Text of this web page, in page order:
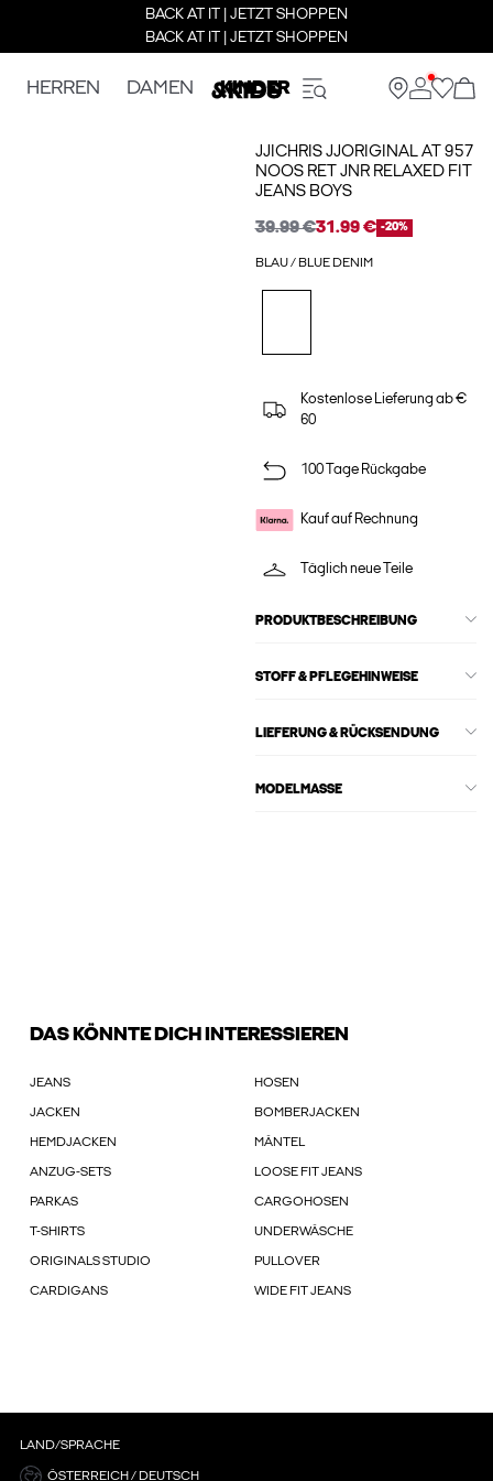
BACK AT IT | JETZT SHOPPEN
BACK AT IT | JETZT SHOPPEN
HERREN DAMEN KINDER
JJICHRIS JJORIGINAL AT 957
NOOS RET JNR RELAXED FIT
JEANS BOYS
39.99 €31.99 € -20%
BLAU / BLUE DENIM
Kostenlose Lieferung ab €
60
100 Tage Rückgabe
Kauf auf Rechnung
Täglich neue Teile
PRODUKTBESCHREIBUNG
STOFF & PFLEGEHINWEISE
LIEFERUNG & RÜCKSENDUNG
MODELMASSE
DAS KÖNNTE DICH INTERESSIEREN
JEANS HOSEN
JACKEN BOMBERJACKEN
HEMDJACKEN MÄNTEL
ANZUG-SETS LOOSE FIT JEANS
PARKAS CARGOHOSEN
T-SHIRTS UNDERWÄSCHE
ORIGINALS STUDIO PULLOVER
CARDIGANS WIDE FIT JEANS
LAND/SPRACHE
ÖSTERREICH / DEUTSCH